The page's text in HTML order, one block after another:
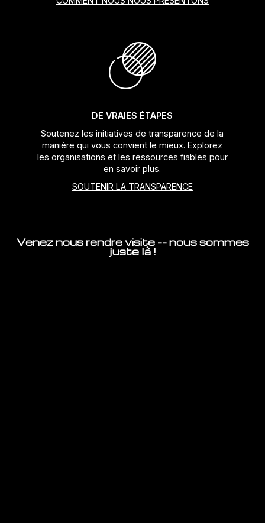
DE VRAIES ÉTAPES
Soutenez les initiatives de transparence de la
manière qui vous convient le mieux. Explorez
les organisations et les ressources fiables pour
en savoir plus.
SOUTENIR LA TRANSPARENCE
Venez nous rendre visite -- nous sommes
juste là !